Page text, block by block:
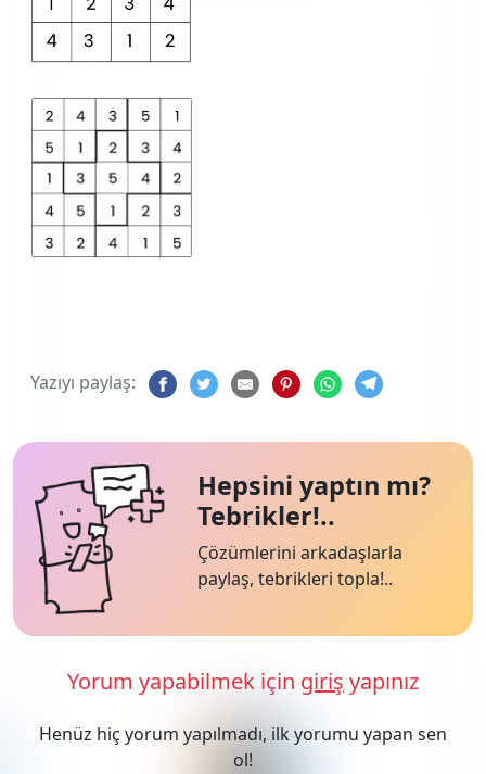
Yazıyı paylaş:
Hepsini yaptın mı?
Tebrikler!..
Çözümlerini arkadaşlarla
paylaş, tebrikleri topla!..
Yorum yapabilmek için giriş yapınız
Henüz hiç yorum yapılmadı, ilk yorumu yapan sen
ol!